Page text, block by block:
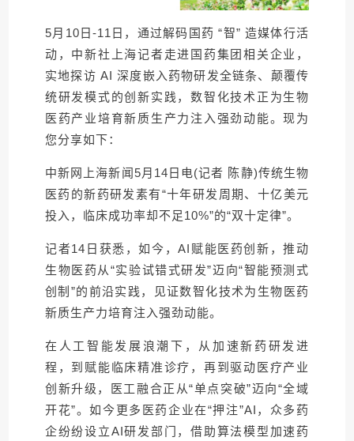
5月10日-11日，通过解码国药 “智” 造媒体行活
动，中新社上海记者走进国药集团相关企业，
实地探访 AI 深度嵌入药物研发全链条、颠覆传
统研发模式的创新实践，数智化技术正为生物
医药产业培育新质生产力注入强劲动能。现为
您分享如下：
中新网上海新闻5月14日电(记者 陈静)传统生物
医药的新药研发素有“十年研发周期、十亿美元
投入，临床成功率却不足10%”的“双十定律”。
记者14日获悉，如今，AI赋能医药创新，推动
生物医药从“实验试错式研发”迈向“智能预测式
创制”的前沿实践，见证数智化技术为生物医药
新质生产力培育注入强劲动能。
在人工智能发展浪潮下，从加速新药研发进
程，到赋能临床精准诊疗，再到驱动医疗产业
创新升级，医工融合正从“单点突破”迈向“全域
开花”。如今更多医药企业在“押注”AI，众多药
企纷纷设立AI研发部门，借助算法模型加速药